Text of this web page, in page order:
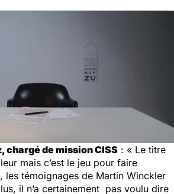
chargé de mission CISS : « Le titre
mais c’est le jeu pour faire
les témoignages de Martin Winckler
il n’a certainement pas voulu dire